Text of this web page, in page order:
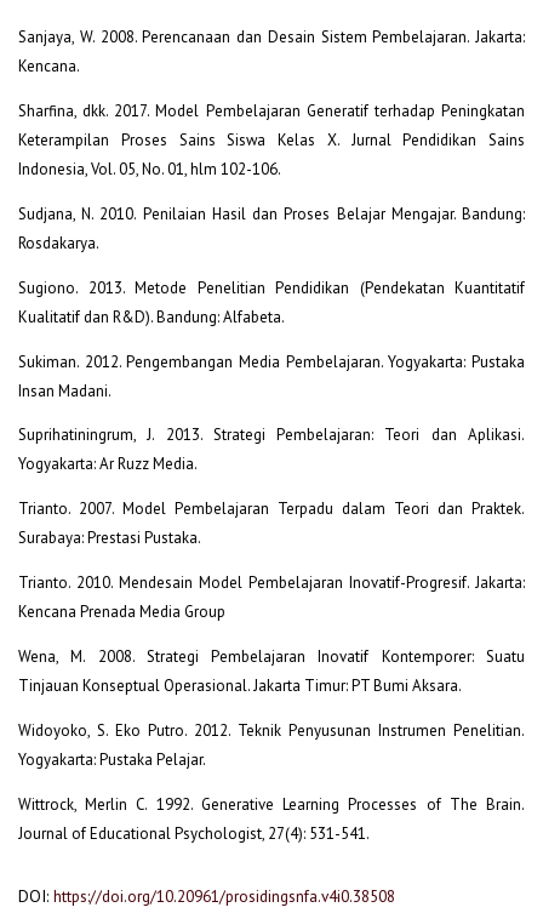
Sanjaya, W. 2008. Perencanaan dan Desain Sistem Pembelajaran. Jakarta:
Kencana.
Sharfina, dkk. 2017. Model Pembelajaran Generatif terhadap Peningkatan
Keterampilan Proses Sains Siswa Kelas X. Jurnal Pendidikan Sains
Indonesia, Vol. 05, No. 01, hlm 102-106.
Sudjana, N. 2010. Penilaian Hasil dan Proses Belajar Mengajar. Bandung:
Rosdakarya.
Sugiono. 2013. Metode Penelitian Pendidikan (Pendekatan Kuantitatif
Kualitatif dan R&D). Bandung: Alfabeta.
Sukiman. 2012. Pengembangan Media Pembelajaran. Yogyakarta: Pustaka
Insan Madani.
Suprihatiningrum, J. 2013. Strategi Pembelajaran: Teori dan Aplikasi.
Yogyakarta: Ar Ruzz Media.
Trianto. 2007. Model Pembelajaran Terpadu dalam Teori dan Praktek.
Surabaya: Prestasi Pustaka.
Trianto. 2010. Mendesain Model Pembelajaran Inovatif-Progresif. Jakarta:
Kencana Prenada Media Group
Wena, M. 2008. Strategi Pembelajaran Inovatif Kontemporer: Suatu
Tinjauan Konseptual Operasional. Jakarta Timur: PT Bumi Aksara.
Widoyoko, S. Eko Putro. 2012. Teknik Penyusunan Instrumen Penelitian.
Yogyakarta: Pustaka Pelajar.
Wittrock, Merlin C. 1992. Generative Learning Processes of The Brain.
Journal of Educational Psychologist, 27(4): 531-541.
DOI: https://doi.org/10.20961/prosidingsnfa.v4i0.38508